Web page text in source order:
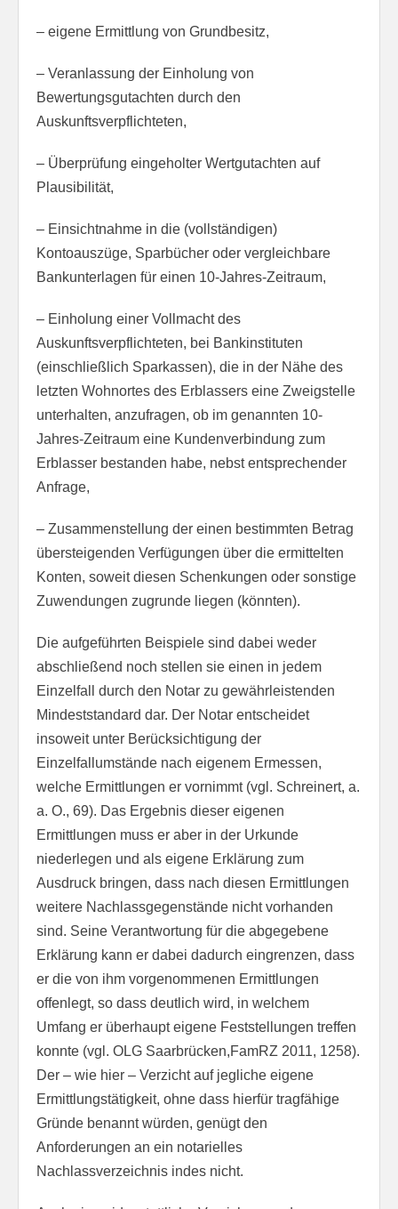
– eigene Ermittlung von Grundbesitz,
– Veranlassung der Einholung von
Bewertungsgutachten durch den
Auskunftsverpflichteten,
– Überprüfung eingeholter Wertgutachten auf
Plausibilität,
– Einsichtnahme in die (vollständigen)
Kontoauszüge, Sparbücher oder vergleichbare
Bankunterlagen für einen 10-Jahres-Zeitraum,
– Einholung einer Vollmacht des
Auskunftsverpflichteten, bei Bankinstituten
(einschließlich Sparkassen), die in der Nähe des
letzten Wohnortes des Erblassers eine Zweigstelle
unterhalten, anzufragen, ob im genannten 10-
Jahres-Zeitraum eine Kundenverbindung zum
Erblasser bestanden habe, nebst entsprechender
Anfrage,
– Zusammenstellung der einen bestimmten Betrag
übersteigenden Verfügungen über die ermittelten
Konten, soweit diesen Schenkungen oder sonstige
Zuwendungen zugrunde liegen (könnten).
Die aufgeführten Beispiele sind dabei weder
abschließend noch stellen sie einen in jedem
Einzelfall durch den Notar zu gewährleistenden
Mindeststandard dar. Der Notar entscheidet
insoweit unter Berücksichtigung der
Einzelfallumstände nach eigenem Ermessen,
welche Ermittlungen er vornimmt (vgl. Schreinert, a.
a. O., 69). Das Ergebnis dieser eigenen
Ermittlungen muss er aber in der Urkunde
niederlegen und als eigene Erklärung zum
Ausdruck bringen, dass nach diesen Ermittlungen
weitere Nachlassgegenstände nicht vorhanden
sind. Seine Verantwortung für die abgegebene
Erklärung kann er dabei dadurch eingrenzen, dass
er die von ihm vorgenommenen Ermittlungen
offenlegt, so dass deutlich wird, in welchem
Umfang er überhaupt eigene Feststellungen treffen
konnte (vgl. OLG Saarbrücken,FamRZ 2011, 1258).
Der – wie hier – Verzicht auf jegliche eigene
Ermittlungstätigkeit, ohne dass hierfür tragfähige
Gründe benannt würden, genügt den
Anforderungen an ein notarielles
Nachlassverzeichnis indes nicht.